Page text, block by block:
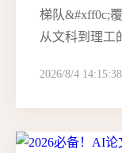
梯队&#xff0c;
从文科到理工
2026/8/4 14:15:38